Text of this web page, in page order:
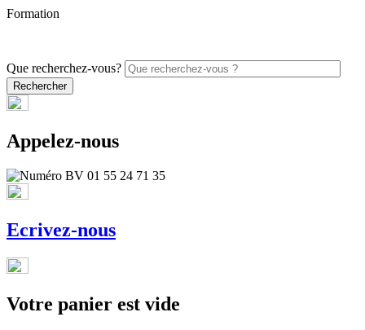
Formation
Que recherchez-vous?
Appelez-nous
Ecrivez-nous
Votre panier est vide